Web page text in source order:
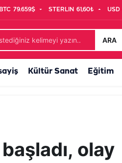
BTC 79.659$ STERLIN 61,60₺ USD
ARA
Kültür Sanat Eğitim
olay
250 milyon...